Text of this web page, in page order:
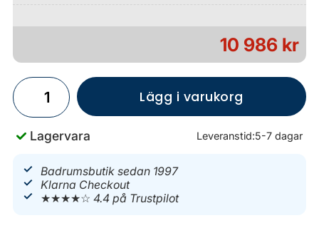
10 986 kr
Lägg i varukorg
Lagervara Leveranstid:5-7 dagar
Badrumsbutik sedan 1997
Klarna Checkout
★★★★☆4.4 på Trustpilot